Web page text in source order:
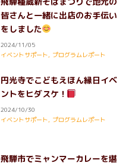
皆さんと一緒に出店のお手伝い
をしました
2024/11/05
イベントサポート, プログラムレポート
円光寺でこどもえほん縁日イベ
ントをヒダスケ！
2024/10/30
イベントサポート, プログラムレポート
飛騨市でミャンマーカレーを堪